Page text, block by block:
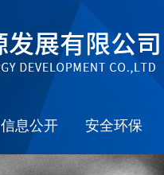
信息公开 安全环保